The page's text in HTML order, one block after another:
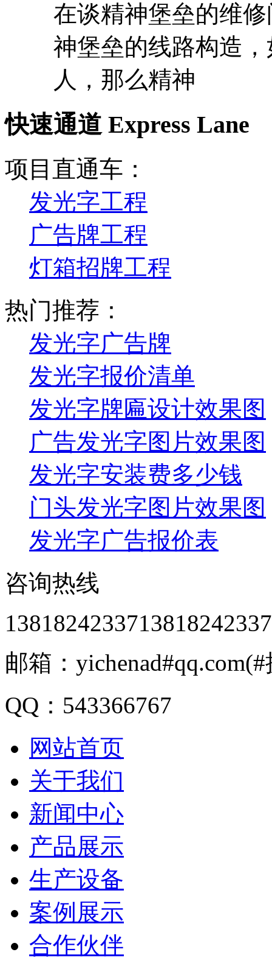
在谈精神堡垒的维
神堡垒的线路构造
人，那么精神
快速通道 Express Lane
项目直通车：
发光字工程
广告牌工程
灯箱招牌工程
热门推荐：
发光字广告牌
发光字报价清单
发光字牌匾设计效果图
广告发光字图片效果图
发光字安装费多少钱
门头发光字图片效果图
发光字广告报价表
咨询热线
1381824233713818242337
邮箱：
QQ：543366767
网站首页
关于我们
新闻中心
产品展示
生产设备
案例展示
合作伙伴